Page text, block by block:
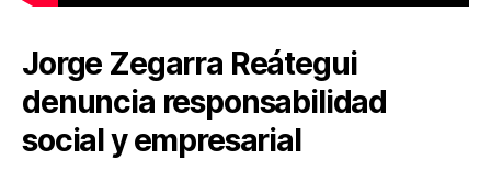
Jorge Zegarra Reátegui
denuncia responsabilidad
social y empresarial